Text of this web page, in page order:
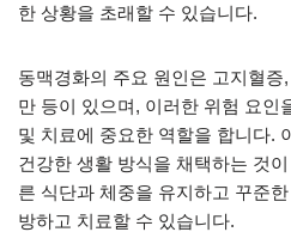
한 상황을 초래할 수 있습니다.
동맥경화의 주요 원인은 고지혈증
만 등이 있으며, 이러한 위험 요인
및 치료에 중요한 역할을 합니다.
건강한 생활 방식을 채택하는 것
른 식단과 체중을 유지하고 꾸준
방하고 치료할 수 있습니다.